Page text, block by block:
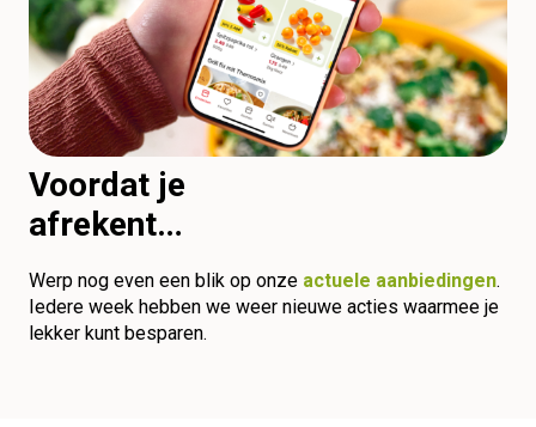
Voordat je
afrekent…
Werp nog even een blik op onze actuele aanbiedingen.
Iedere week hebben we weer nieuwe acties waarmee je
lekker kunt besparen.